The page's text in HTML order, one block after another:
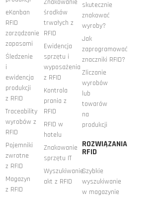
eKanban
RFID
zarządzanie
zapasami
Śledzenie
i
ewidencja
produkcji
z RFID
Traceability
wyrobów z
RFID
Pojemniki
zwrotne
z RFID
Magazyn
z RFID
Znakowanie
środków
trwałych z
RFID
Ewidencja
sprzętu i
wyposażenia
z RFID
Kontrola
prania z
RFID
RFID w
hotelu
Znakowanie
sprzętu IT
Wyszukiwanie
akt z RFID
skutecznie
znakować
wyroby?
Jak
zaprogramować
znaczniki RFID?
Zliczanie
wyrobów
lub
towarów
na
produkcji
ROZWIĄZANIA
RFID
Szybkie
wyszukiwanie
w magazynie